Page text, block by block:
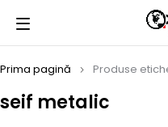
seif metalic
Prima pagină Produse